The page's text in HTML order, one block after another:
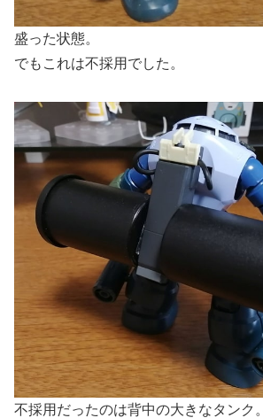
盛った状態。
でもこれは不採用でした。
不採用だったのは背中の大きなタンク。